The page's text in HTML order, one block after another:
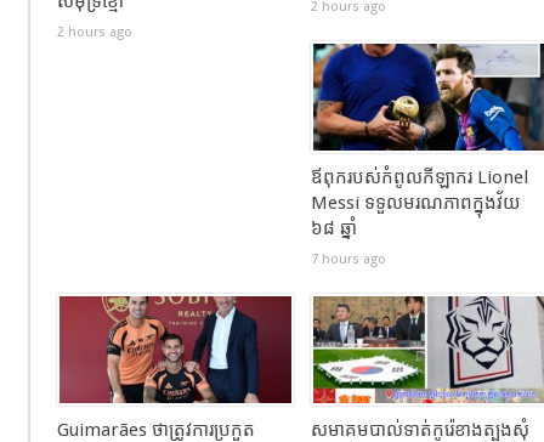
2 hours ago
2 hours ago
ឪពុករបស់កំពូលកីឡាករ Lionel
Messi ទទួលមរណភាពក្នុងវ័យ
៦៨ ឆ្នាំ
7 hours ago
Guimarães ថាត្រូវការប្រកួត
សមាគមបាល់ទាត់កូរ៉េខាងត្បូងសុំ